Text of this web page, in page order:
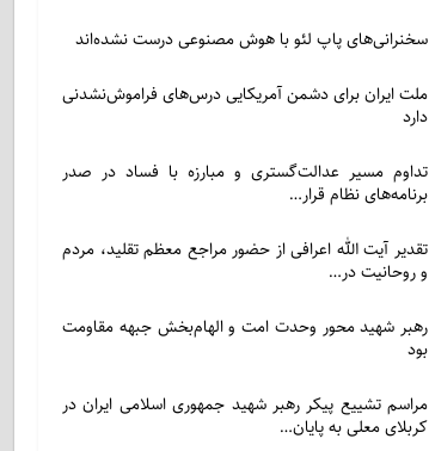
سخنرانی‌های پاپ لئو با هوش مصنوعی درست نشده‌اند
ملت ایران برای دشمن آمریکایی درس‌های فراموش‌نشدنی
دارد
تداوم مسیر عدالت‌گستری و مبارزه با فساد در صدر
برنامه‌های نظام قرار…
تقدیر آیت الله اعرافی از حضور مراجع معظم تقلید، مردم
و روحانیت در…
رهبر شهید محور وحدت امت و الهام‌بخش جبهه مقاومت
بود
مراسم تشییع پیکر رهبر شهید جمهوری اسلامی ایران در
کربلای معلی به پایان…